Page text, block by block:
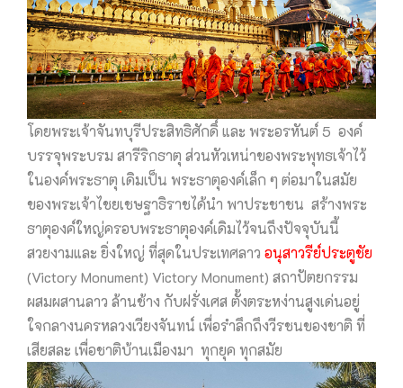
โดยพระเจ้าจันทบุรีประสิทธิศักดิ์ และ พระอรหันต์ 5 องค์
บรรจุพระบรม สารีริกธาตุ ส่วนหัวเหน่าของพระพุทธเจ้าไว้
ในองค์พระธาตุ เดิมเป็น พระธาตุองค์เล็ก ๆ ต่อมาในสมัย
ของพระเจ้าไชยเชษฐาธิราชได้นำ พาประชาชน สร้างพระ
ธาตุองค์ใหญ่ครอบพระธาตุองค์เดิมไว้จนถึงปัจจุบันนี้
สวยงามและ ยิ่งใหญ่ ที่สุดในประเทศลาว อนุสาวรีย์ประตูชัย
(Victory Monument) Victory Monument) สถาปัตยกรรม
ผสมผสานลาว ล้านช้าง กับฝรั่งเศส ตั้งตระหง่านสูงเด่นอยู่
ใจกลางนครหลวงเวียงจันทน์ เพื่อรำลึกถึงวีรชนของชาติ ที่
เสียสละ เพื่อชาติบ้านเมืองมา ทุกยุค ทุกสมัย